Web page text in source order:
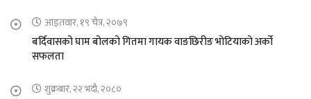
आइतवार, १९ चैत्र, २०७९
बर्दिवासको घाम बोलको गितमा गायक वाङछिरीङ भोटियाको अर्को
सफलता
शुक्रबार, २२ भदौ, २०८०